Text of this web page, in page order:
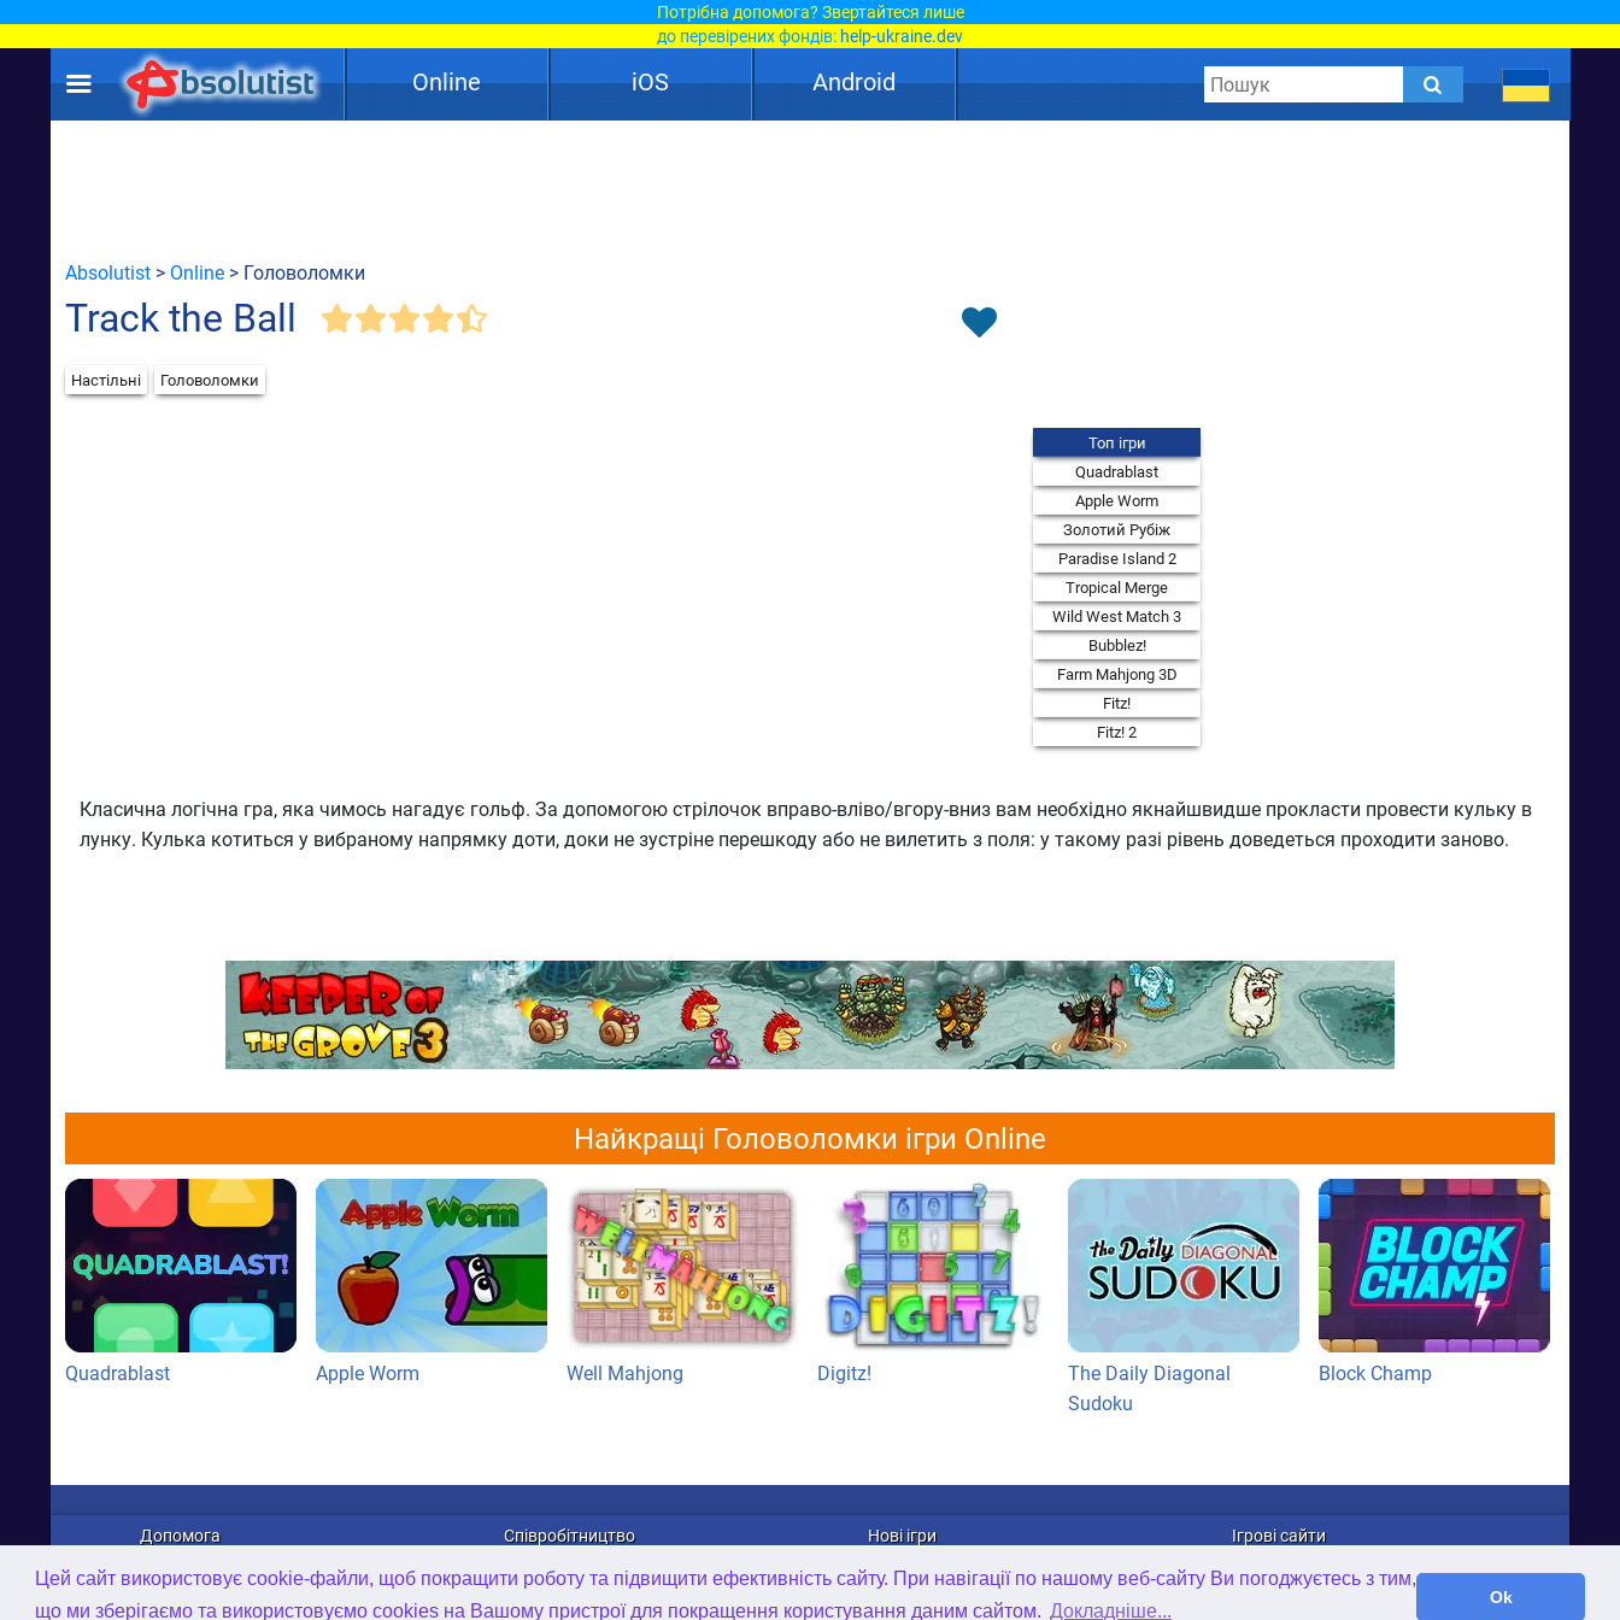
Цей сайт використовує cookie-файли, щоб покращити роботу та підвищити ефективність сайту. При навігації по нашому веб-сайту Ви погоджуєтесь з тим,
що ми зберігаємо та використовуємо cookies на Вашому пристрої для покращення користування даним сайтом. Докладніше...
Ok
Потрібна допомога? Звертайтеся лише
до перевірених фондів: help-ukraine.dev
Online iOS Android
Absolutist > Online > Головоломки
Track the Ball
Настільні Головоломки
Топ ігри
Quadrablast
Apple Worm
Золотий Рубіж
Paradise Island 2
Tropical Merge
Wild West Match 3
Bubblez!
Farm Mahjong 3D
Fitz!
Fitz! 2
Класична логічна гра, яка чимось нагадує гольф. За допомогою стрілочок вправо-вліво/вгору-вниз вам необхідно якнайшвидше прокласти провести кульку в
лунку. Кулька котиться у вибраному напрямку доти, доки не зустріне перешкоду або не вилетить з поля: у такому разі рівень доведеться проходити заново.
Найкращі Головоломки ігри Online
Quadrablast Apple Worm Well Mahjong Digitz!
The Daily Diagonal
Sudoku
Block Champ
Допомога
Співробітництво
Реклама
Нові ігри
Онлайн ігри
Ігрові сайти